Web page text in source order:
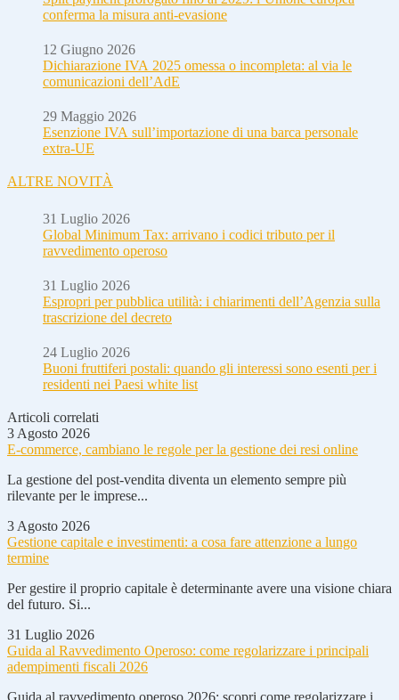
conferma la misura anti-evasione
12 Giugno 2026
Dichiarazione IVA 2025 omessa o incompleta: al via le
comunicazioni dell’AdE
29 Maggio 2026
Esenzione IVA sull’importazione di una barca personale
extra-UE
ALTRE NOVITÀ
31 Luglio 2026
Global Minimum Tax: arrivano i codici tributo per il
ravvedimento operoso
31 Luglio 2026
Espropri per pubblica utilità: i chiarimenti dell’Agenzia sulla
trascrizione del decreto
24 Luglio 2026
Buoni fruttiferi postali: quando gli interessi sono esenti per i
residenti nei Paesi white list
Articoli correlati
3 Agosto 2026
E-commerce, cambiano le regole per la gestione dei resi online
La gestione del post-vendita diventa un elemento sempre più
rilevante per le imprese...
3 Agosto 2026
Gestione capitale e investimenti: a cosa fare attenzione a lungo
termine
Per gestire il proprio capitale è determinante avere una visione chiara
del futuro. Si...
31 Luglio 2026
Guida al Ravvedimento Operoso: come regolarizzare i principali
adempimenti fiscali 2026
Guida al ravvedimento operoso 2026: scopri come regolarizzare i